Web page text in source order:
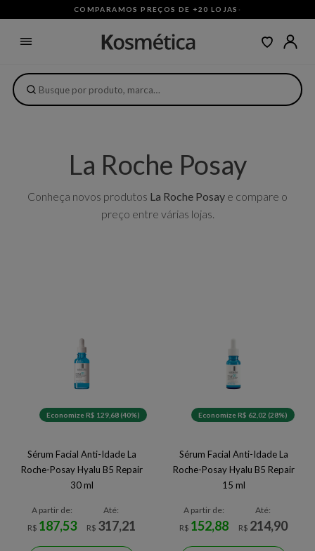
COMPARAMOS PREÇOS DE +20 LOJAS ·
La Roche Posay
Conheça novos produtos La Roche Posay e compare o
preço entre várias lojas.
Economize R$ 129,68 (40%)
Sérum Facial Anti-Idade La
Roche-Posay Hyalu B5 Repair
30 ml
A partir de:
R$ 187,53
Até:
R$ 317,21
Economize R$ 62,02 (28%)
Sérum Facial Anti-Idade La
Roche-Posay Hyalu B5 Repair
15 ml
A partir de:
R$ 152,88
Até:
R$ 214,90